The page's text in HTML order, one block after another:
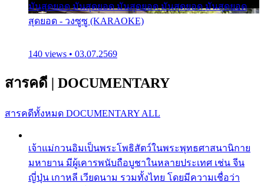
มันสุดยอด มันสุดยอด มันสุดยอด มันสุดยอด มันสุดยอด
สุดยอด - วงซูซู (KARAOKE)
140 views • 03.07.2569
สารคดี | DOCUMENTARY
สารคดีทั้งหมด DOCUMENTARY ALL
เจ้าแม่กวนอิมเป็นพระโพธิสัตว์ในพระพุทธศาสนานิกาย
มหายาน มีผู้เคารพนับถือบูชาในหลายประเทศ เช่น จีน
ญี่ปุ่น เกาหลี เวียดนาม รวมทั้งไทย โดยมีความเชื่อว่า